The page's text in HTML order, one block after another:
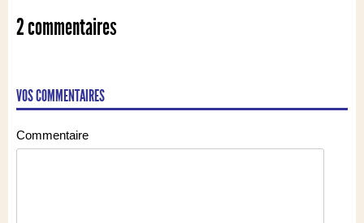
2 commentaires
VOS COMMENTAIRES
Commentaire